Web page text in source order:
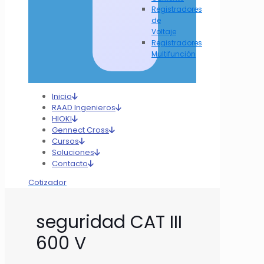
Registradores
de
Voltaje
Registradores
Multifunción
Inicio
RAAD Ingenieros
HIOKI
Gennect Cross
Cursos
Soluciones
Contacto
Cotizador
seguridad CAT III
600 V